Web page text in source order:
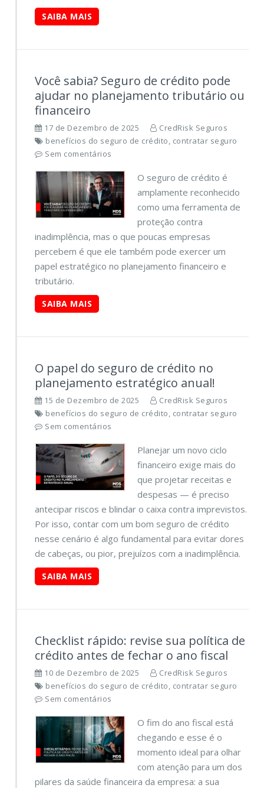
SAIBA MAIS
Você sabia? Seguro de crédito pode
ajudar no planejamento tributário ou
financeiro
17 de Dezembro de 2025
CredRisk Seguros
benefícios do seguro de crédito, contratar seguro
Sem comentários
O seguro de crédito é
amplamente reconhecido
como uma ferramenta de
proteção contra
inadimplência, mas o que poucas empresas
percebem é que ele também pode exercer um
papel estratégico no planejamento financeiro e
tributário.
SAIBA MAIS
O papel do seguro de crédito no
planejamento estratégico anual!
15 de Dezembro de 2025
CredRisk Seguros
benefícios do seguro de crédito, contratar seguro
Sem comentários
Planejar um novo ciclo
financeiro exige mais do
que projetar receitas e
despesas — é preciso
antecipar riscos e blindar o caixa contra imprevistos.
Por isso, contar com um bom seguro de crédito
nesse cenário é algo fundamental para evitar dores
de cabeças, ou pior, prejuízos com a inadimplência.
SAIBA MAIS
Checklist rápido: revise sua política de
crédito antes de fechar o ano fiscal
10 de Dezembro de 2025
CredRisk Seguros
benefícios do seguro de crédito, contratar seguro
Sem comentários
O fim do ano fiscal está
chegando e esse é o
momento ideal para olhar
com atenção para um dos
pilares da saúde financeira da empresa: a sua